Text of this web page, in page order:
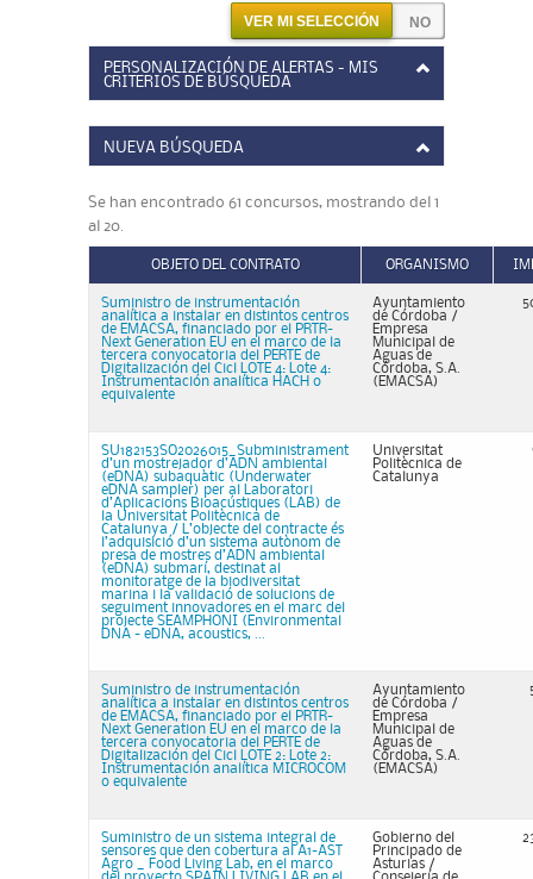
VER MI SELECCIÓN
PERSONALIZACIÓN DE ALERTAS - MIS
CRITERIOS DE BÚSQUEDA
NUEVA BÚSQUEDA
Se han encontrado 61 concursos, mostrando del 1
al 20.
OBJETO DEL CONTRATO ORGANISMO
Suministro de instrumentación
analítica a instalar en distintos centros
de EMACSA, financiado por el PRTR-
Next Generation EU en el marco de la
tercera convocatoria del PERTE de
Digitalización del Cicl LOTE 4: Lote 4:
Instrumentación analítica HACH o
equivalente
Ayuntamiento
de Córdoba /
Empresa
Municipal de
Aguas de
Córdoba, S.A.
(EMACSA)
SU182153SO2026015_Subministrament
d’un mostrejador d’ADN ambiental
(eDNA) subaquàtic (Underwater
eDNA sampler) per al Laboratori
d’Aplicacions Bioacústiques (LAB) de
la Universitat Politècnica de
Catalunya / L’objecte del contracte és
l’adquisició d’un sistema autònom de
presa de mostres d’ADN ambiental
(eDNA) submarí, destinat al
monitoratge de la biodiversitat
marina i la validació de solucions de
seguiment innovadores en el marc del
projecte SEAMPHONI (Environmental
DNA - eDNA, acoustics, ...
Universitat
Politècnica de
Catalunya
Suministro de instrumentación
analítica a instalar en distintos centros
de EMACSA, financiado por el PRTR-
Next Generation EU en el marco de la
tercera convocatoria del PERTE de
Digitalización del Cicl LOTE 2: Lote 2:
Instrumentación analítica MICROCOM
o equivalente
Ayuntamiento
de Córdoba /
Empresa
Municipal de
Aguas de
Córdoba, S.A.
(EMACSA)
Suministro de un sistema integral de
sensores que den cobertura al A1-AST
Agro _ Food Living Lab, en el marco
Gobierno del
Principado de
Asturias /